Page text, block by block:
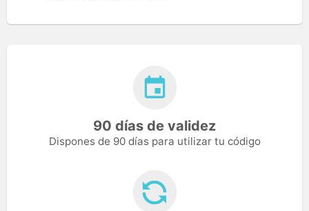
90 días de validez
Dispones de 90 días para utilizar tu código